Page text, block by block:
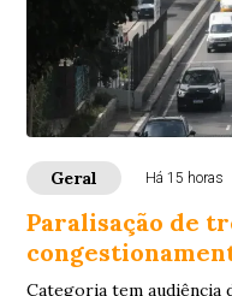
Geral Há 15 horas
Paralisação de
Categoria tem audiência